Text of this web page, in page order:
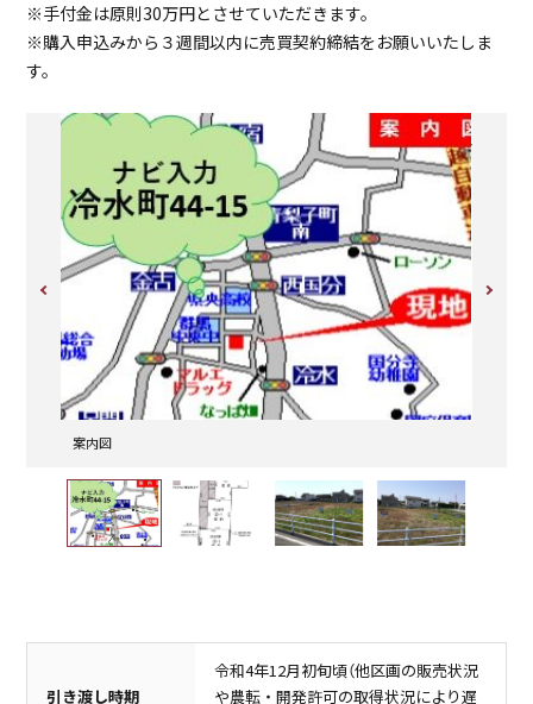
※手付金は原則30万円とさせていただきます。
※購入申込みから３週間以内に売買契約締結をお願いいたしま
す。
案内図
引き渡し時期
令和4年12月初旬頃（他区画の販売状況
や農転・開発許可の取得状況により遅
保育園
冷水かがやきこども園
保育園
小学校
国府小学校
中学校
群馬中央中学校